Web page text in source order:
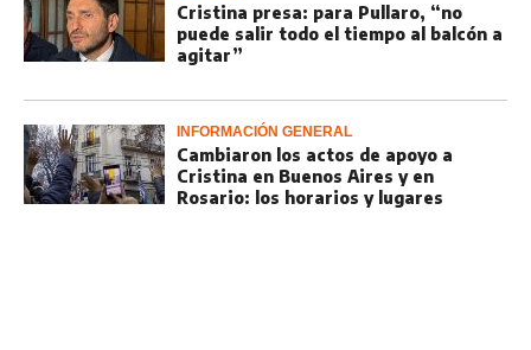
Cristina presa: para Pullaro, “no
puede salir todo el tiempo al balcón a
agitar”
INFORMACIÓN GENERAL
Cambiaron los actos de apoyo a
Cristina en Buenos Aires y en
Rosario: los horarios y lugares